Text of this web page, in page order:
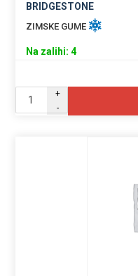
BRIDGESTONE
ZIMSKE GUME
Na zalihi: 4
+
-